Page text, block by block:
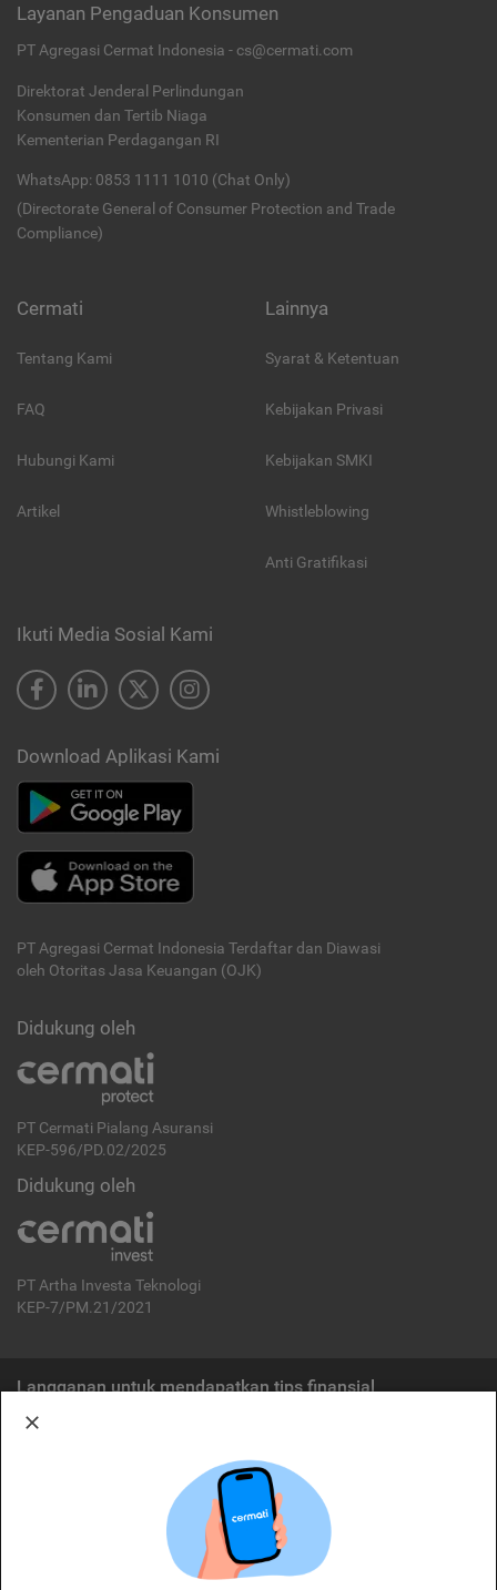
Layanan Pengaduan Konsumen
PT Agregasi Cermat Indonesia - cs@cermati.com
Direktorat Jenderal Perlindungan
Konsumen dan Tertib Niaga
Kementerian Perdagangan RI
WhatsApp: 0853 1111 1010 (Chat Only)
(Directorate General of Consumer Protection and Trade
Compliance)
Cermati
Tentang Kami
FAQ
Hubungi Kami
Artikel
Lainnya
Syarat & Ketentuan
Kebijakan Privasi
Kebijakan SMKI
Whistleblowing
Anti Gratifikasi
Ikuti Media Sosial Kami
Download Aplikasi Kami
PT Agregasi Cermat Indonesia Terdaftar dan Diawasi
oleh Otoritas Jasa Keuangan (OJK)
Didukung oleh
PT Cermati Pialang Asuransi
KEP-596/PD.02/2025
Didukung oleh
PT Artha Investa Teknologi
KEP-7/PM.21/2021
Langganan untuk mendapatkan tips finansial
Cermati merupakan penyelenggara agregasi jasa keuangan yang terdaftar di
OJK. Oleh karena itu, produk dan/atau layanan jasa keuangan yang
ditawarkan bukan merupakan produk dan/atau layanan jasa keuangan yang
diterbitkan oleh Cermati dan Cermati tidak bertanggung jawab atas tuntutan